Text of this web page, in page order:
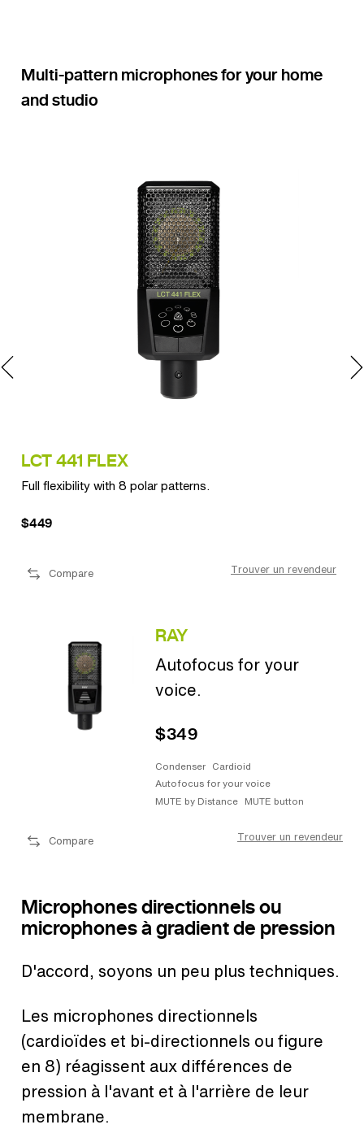
Multi-pattern microphones for your home
and studio
LCT 441 FLEX
Full flexibility with 8 polar patterns.
$449
Compare Trouver un revendeur
RAY
Autofocus for your
voice.
$349
Condenser Cardioid
Autofocus for your voice
MUTE by Distance MUTE button
Compare Trouver un revendeur
Microphones directionnels ou
microphones à gradient de pression
D'accord, soyons un peu plus techniques.
Les microphones directionnels
(cardioïdes et bi-directionnels ou figure
en 8) réagissent aux différences de
pression à l'avant et à l'arrière de leur
membrane.